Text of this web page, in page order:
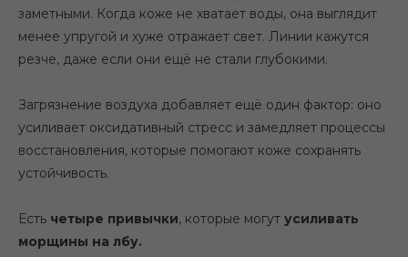
заметными. Когда коже не хватает воды, она выглядит
менее упругой и хуже отражает свет. Линии кажутся
резче, даже если они ещё не стали глубокими.
Загрязнение воздуха добавляет ещё один фактор: оно
усиливает оксидативный стресс и замедляет процессы
восстановления, которые помогают коже сохранять
устойчивость.
Есть четыре привычки, которые могут усиливать
морщины на лбу.